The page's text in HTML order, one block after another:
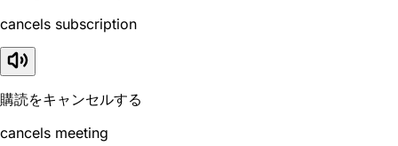
cancels subscription
購読をキャンセルする
cancels meeting